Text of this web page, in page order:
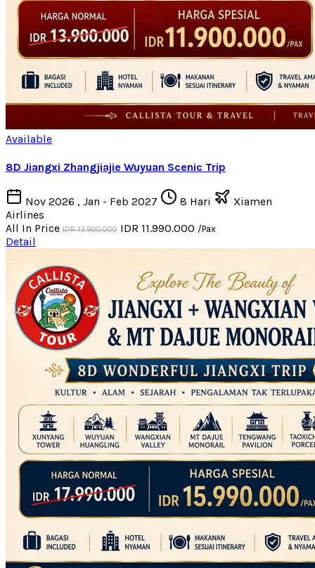
Available
8D Jiangxi Zhangjiajie Wuyuan Scenic Trip
Nov 2026 , Jan - Feb 2027 8 Hari
Xiamen
Airlines
All In Price IDR 13.900.000 IDR 11.990.000 /Pax
Detail